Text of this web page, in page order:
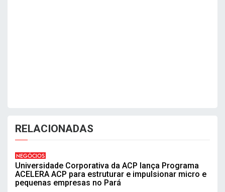
RELACIONADAS
NEGÓCIOS
Universidade Corporativa da ACP lança Programa
ACELERA ACP para estruturar e impulsionar micro e
pequenas empresas no Pará